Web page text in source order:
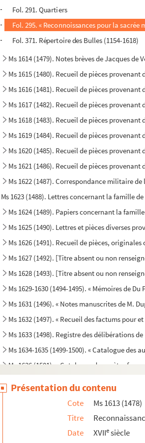
Fol. 291. Quartiers
Fol. 295. « Reconnoissances pour la
Fol. 371. Répertoire des Bulles (1154-1618)
Ms 1614 (1479). Notes brèves de Jacques de
Ms 1615 (1480). Recueil de pièces provenant
Ms 1616 (1481). Recueil de pièces provenant
Ms 1617 (1482). Recueil de pièces provenant
Ms 1618 (1483). Recueil de pièces provenant
Ms 1619 (1484). Recueil de pièces provenant
Ms 1620 (1485). Recueil de pièces provenant
Ms 1621 (1486). Recueil de pièces provenant
Ms 1622 (1487). Correspondance militaire
Ms 1623 (1488). Lettres concernant la famille
Ms 1624 (1489). Papiers concernant la
Ms 1625 (1490). Lettres et pièces diverses
Ms 1626 (1491). Recueil de pièces,
Ms 1627 (1492). [Titre absent ou non
Ms 1628 (1493). [Titre absent ou non
Ms 1629-1630 (1494-1495). « Mémoires de Du
Ms 1631 (1496). « Notes manuscrites de M.
Ms 1632 (1497). « Recueil des factums pour
Ms 1633 (1498). Registre des délibérations
Ms 1634-1635 (1499-1500). « Catalogue des
Ms 1636 (1501). « Catalogue des poètes
Ms 1638 (1503). « Inventaire général des titres
Présentation du contenu
Cote
Ms 1613 (1478)
Titre
Date
XVIIesiècle